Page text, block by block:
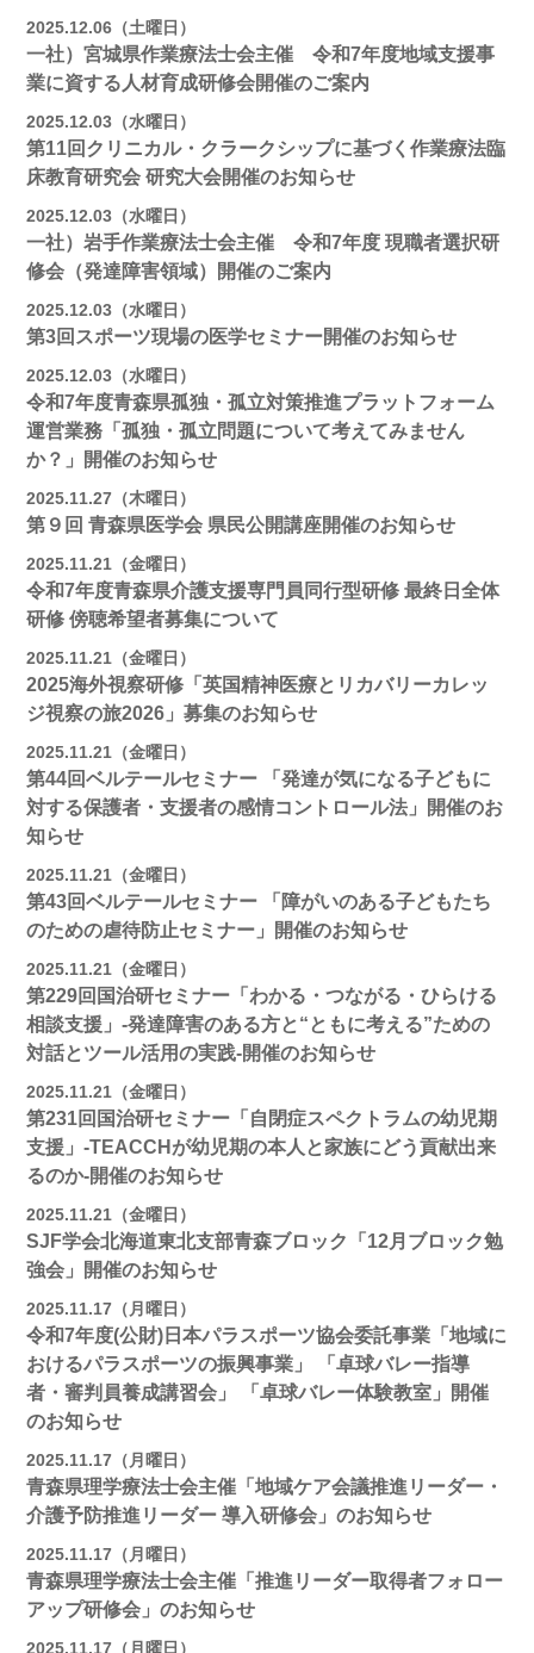
2025.12.06（土曜日）
一社）宮城県作業療法士会主催 令和7年度地域支援事
業に資する人材育成研修会開催のご案内
2025.12.03（水曜日）
第11回クリニカル・クラークシップに基づく作業療法臨
床教育研究会 研究大会開催のお知らせ
2025.12.03（水曜日）
一社）岩手作業療法士会主催 令和7年度 現職者選択研
修会（発達障害領域）開催のご案内
2025.12.03（水曜日）
第3回スポーツ現場の医学セミナー開催のお知らせ
2025.12.03（水曜日）
令和7年度青森県孤独・孤立対策推進プラットフォーム
運営業務「孤独・孤立問題について考えてみません
か？」開催のお知らせ
2025.11.27（木曜日）
第９回 青森県医学会 県民公開講座開催のお知らせ
2025.11.21（金曜日）
令和7年度青森県介護支援専門員同行型研修 最終日全体
研修 傍聴希望者募集について
2025.11.21（金曜日）
2025海外視察研修「英国精神医療とリカバリーカレッ
ジ視察の旅2026」募集のお知らせ
2025.11.21（金曜日）
第44回ベルテールセミナー 「発達が気になる子どもに
対する保護者・支援者の感情コントロール法」開催のお
知らせ
2025.11.21（金曜日）
第43回ベルテールセミナー 「障がいのある子どもたち
のための虐待防止セミナー」開催のお知らせ
2025.11.21（金曜日）
第229回国治研セミナー「わかる・つながる・ひらける
相談支援」-発達障害のある方と“ともに考える”ための
対話とツール活用の実践-開催のお知らせ
2025.11.21（金曜日）
第231回国治研セミナー「自閉症スペクトラムの幼児期
支援」-TEACCHが幼児期の本人と家族にどう貢献出来
るのか-開催のお知らせ
2025.11.21（金曜日）
SJF学会北海道東北支部青森ブロック「12月ブロック勉
強会」開催のお知らせ
2025.11.17（月曜日）
令和7年度(公財)日本パラスポーツ協会委託事業「地域に
おけるパラスポーツの振興事業」 「卓球バレー指導
者・審判員養成講習会」 「卓球バレー体験教室」開催
のお知らせ
2025.11.17（月曜日）
青森県理学療法士会主催「地域ケア会議推進リーダー・
介護予防推進リーダー 導入研修会」のお知らせ
2025.11.17（月曜日）
青森県理学療法士会主催「推進リーダー取得者フォロー
アップ研修会」のお知らせ
2025.11.17（月曜日）